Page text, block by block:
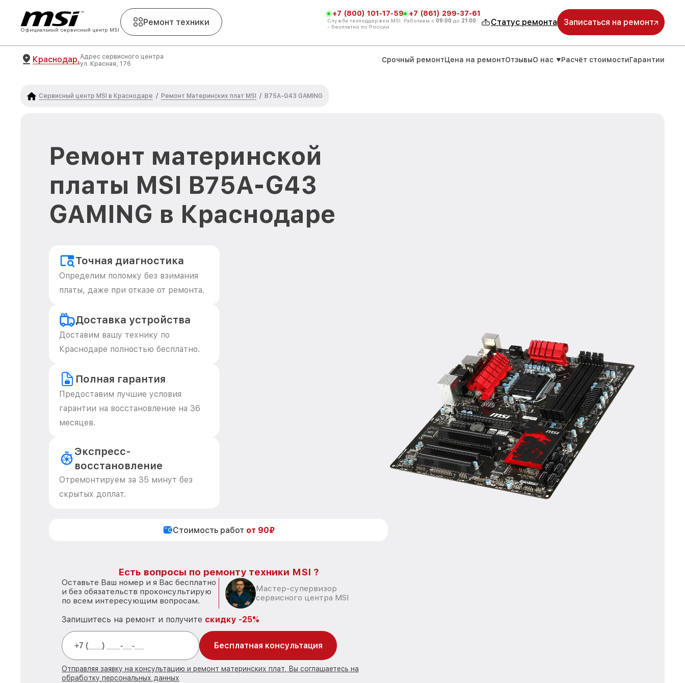
Официальный сервисный центр MSI
Ремонт техники
+7 (800) 101-17-59
Служба техподдержки MSI
- бесплатно по России
+7 (861) 299-37-61
Работаем с 09:00 до 21:00 Статус ремонта Записаться на ремонт
Краснодар,Адрес сервисного центра
ул. Красная, 176
Срочный ремонтЦена на ремонтОтзывыО нас Расчёт стоимостиГарантии
Сервисный центр MSI в Краснодаре / Ремонт Материнских плат MSI / B75A-G43 GAMING
Ремонт материнской
платы MSI B75A-G43
GAMING в Краснодаре
Точная диагностика
Определим поломку без взимания
платы, даже при отказе от ремонта.
Доставка устройства
Доставим вашу технику по
Краснодаре полностью бесплатно.
Полная гарантия
Предоставим лучшие условия
гарантии на восстановление на 36
месяцев.
Экспресс-
восстановление
Отремонтируем за 35 минут без
скрытых доплат.
Стоимость работ от 90₽
Есть вопросы по ремонту техники MSI ?
Оставьте Ваш номер и я Вас бесплатно
и без обязательств проконсультирую
по всем интересующим вопросам.
Мастер-супервизор
сервисного центра MSI
Запишитесь на ремонт и получите скидку -25%
Бесплатная консультация
Отправляя заявку на консультацию и ремонт материнских плат, Вы соглашаетесь на
обработку персональных данных